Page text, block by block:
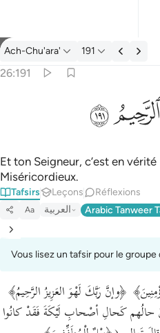
Tafsir: Ach-Chu'ara' 26:191
Ach-Chu'ara' 191
26:191
رَبَّكَ لَهُوَ ٱلْعَزِيزُ ٱلرَّحِيمُ ١٩١
ﲂ
Et ton Seigneur, c’est en
Miséricordieux.
Tafsirs Leçons Réflexions
Aa العربية Arabic Tanweer
Vous lisez un tafsir pour le groupe
﴿وإنَّ رَبَّكَ لَهْوَ العَزِيزُ الرَّحِيمُ﴾
كَحالِ أصْحابِ لَيْكَةَ فَقَدْ كانُوا